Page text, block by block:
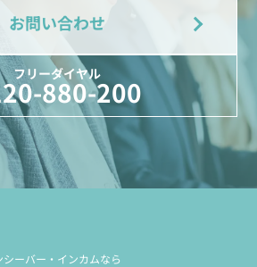
お問い合わせ
フリーダイヤル
880-200
ーバー・インカムなら